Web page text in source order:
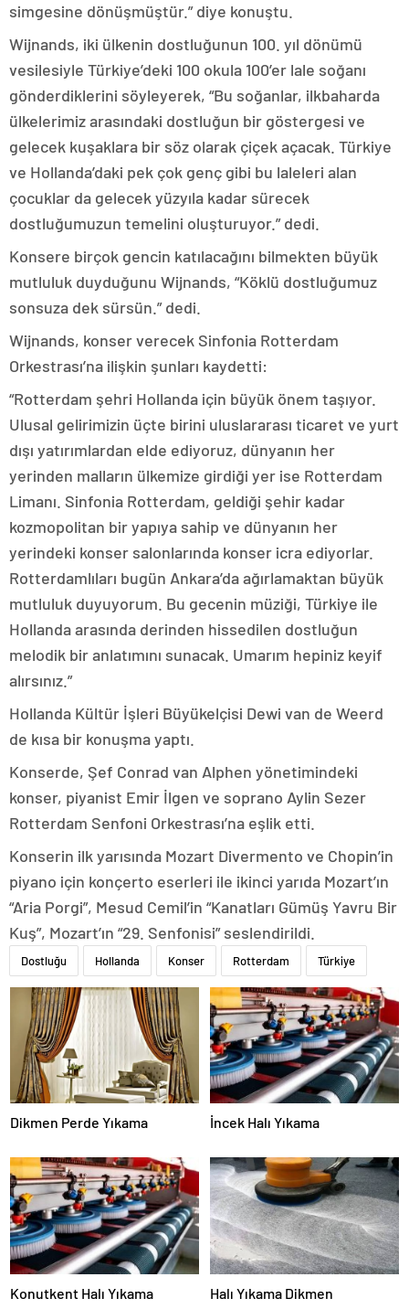
simgesine dönüşmüştür.” diye konuştu.
Wijnands, iki ülkenin dostluğunun 100. yıl dönümü
vesilesiyle Türkiye’deki 100 okula 100’er lale soğanı
gönderdiklerini söyleyerek, “Bu soğanlar, ilkbaharda
ülkelerimiz arasındaki dostluğun bir göstergesi ve
gelecek kuşaklara bir söz olarak çiçek açacak. Türkiye
ve Hollanda’daki pek çok genç gibi bu laleleri alan
çocuklar da gelecek yüzyıla kadar sürecek
dostluğumuzun temelini oluşturuyor.” dedi.
Konsere birçok gencin katılacağını bilmekten büyük
mutluluk duyduğunu Wijnands, “Köklü dostluğumuz
sonsuza dek sürsün.” dedi.
Wijnands, konser verecek Sinfonia Rotterdam
Orkestrası’na ilişkin şunları kaydetti:
“Rotterdam şehri Hollanda için büyük önem taşıyor.
Ulusal gelirimizin üçte birini uluslararası ticaret ve yurt
dışı yatırımlardan elde ediyoruz, dünyanın her
yerinden malların ülkemize girdiği yer ise Rotterdam
Limanı. Sinfonia Rotterdam, geldiği şehir kadar
kozmopolitan bir yapıya sahip ve dünyanın her
yerindeki konser salonlarında konser icra ediyorlar.
Rotterdamlıları bugün Ankara’da ağırlamaktan büyük
mutluluk duyuyorum. Bu gecenin müziği, Türkiye ile
Hollanda arasında derinden hissedilen dostluğun
melodik bir anlatımını sunacak. Umarım hepiniz keyif
alırsınız.”
Hollanda Kültür İşleri Büyükelçisi Dewi van de Weerd
de kısa bir konuşma yaptı.
Konserde, Şef Conrad van Alphen yönetimindeki
konser, piyanist Emir İlgen ve soprano Aylin Sezer
Rotterdam Senfoni Orkestrası’na eşlik etti.
Konserin ilk yarısında Mozart Divermento ve Chopin’in
piyano için konçerto eserleri ile ikinci yarıda Mozart’ın
“Aria Porgi”, Mesud Cemil’in “Kanatları Gümüş Yavru Bir
Kuş”, Mozart’ın “29. Senfonisi” seslendirildi.
Dostluğu Hollanda Konser Rotterdam Türkiye
Dikmen Perde Yıkama İncek Halı Yıkama
Konutkent Halı Yıkama Halı Yıkama Dikmen